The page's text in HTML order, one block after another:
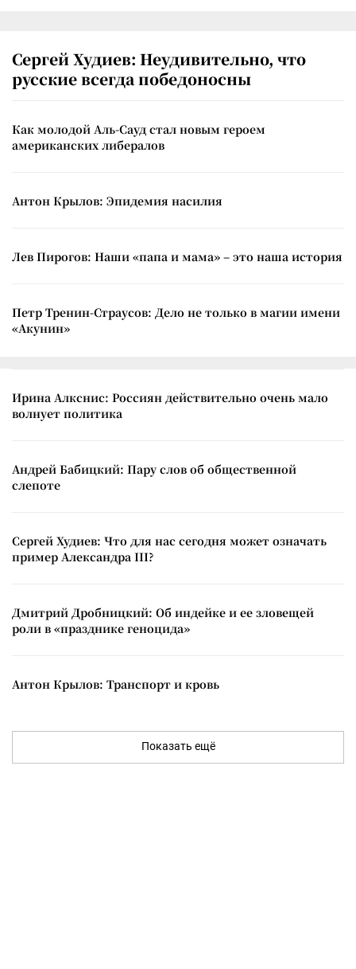
Сергей Худиев: Неудивительно, что
русские всегда победоносны
Как молодой Аль-Сауд стал новым героем
американских либералов
Антон Крылов: Эпидемия насилия
Лев Пирогов: Наши «папа и мама» – это наша история
Петр Тренин-Страусов: Дело не только в магии имени
«Акунин»
Ирина Алкснис: Россиян действительно очень мало
волнует политика
Андрей Бабицкий: Пару слов об общественной
слепоте
Сергей Худиев: Что для нас сегодня может означать
пример Александра III?
Дмитрий Дробницкий: Об индейке и ее зловещей
роли в «празднике геноцида»
Антон Крылов: Транспорт и кровь
Показать ещё